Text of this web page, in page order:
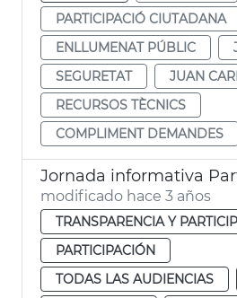
PARTICIPACIÓ CIUTADANA
ENLLUMENAT PÚBLIC
SEGURETAT
JUAN
RECURSOS TÈCNICS
COMPLIMENT DEMANDES
modificado hace 3 años
TRANSPARENCIA Y
PARTICIPACIÓN
TODAS LAS AUDIENCIAS